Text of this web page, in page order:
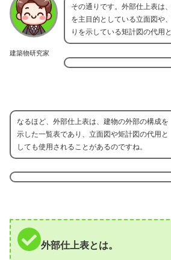
建築物研究家
その通りです。外部仕上表は
を主目的としている立面図や
りを示している矩計図の代用
なるほど、外部仕上表は、建物の外部の構成を
示した一覧表であり、立面図や矩計図の代用と
しても使用されることがあるのですね。
外部仕上表とは。